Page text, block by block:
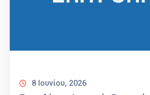
8 Ιουνίου, 2026